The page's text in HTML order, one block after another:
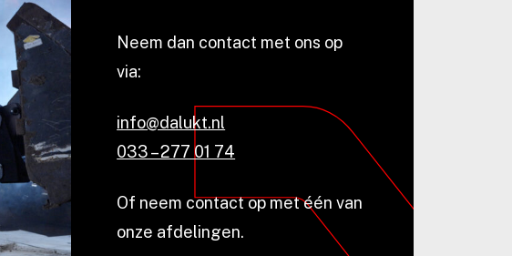
Neem dan contact met ons op
via:
info@dalukt.nl
033 – 277 01 74
Of neem contact op met één van
onze afdelingen.